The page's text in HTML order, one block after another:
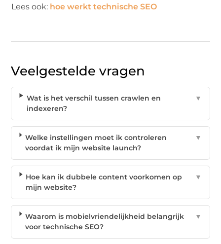
Lees ook: hoe werkt technische SEO
Veelgestelde vragen
Wat is het verschil tussen crawlen en
indexeren?
▼
Welke instellingen moet ik controleren
voordat ik mijn website launch?
▼
Hoe kan ik dubbele content voorkomen op
mijn website?
▼
Waarom is mobielvriendelijkheid belangrijk
voor technische SEO?
▼